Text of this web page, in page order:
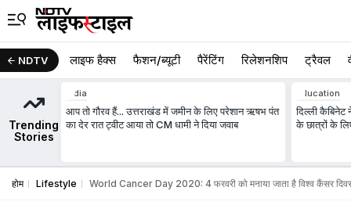
NDTV लाइफ हैक्स फैशन/ब्‍यूटी पैरेंटिंग रिलेशनशिप ट्रैवल
Trending
Stories
India
आप तो गौरव हैं... उत्तराखंड में जमीन के लिए परेशान ऋषभ पंत
का देर रात ट्वीट आया तो CM धामी ने दिया जवाब
Education
दिल्ली कैबिनेट
के छात्रों के
होम Lifestyle World Cancer Day 2020: 4 फरवरी को मनाया जाता है विश्व कैंसर